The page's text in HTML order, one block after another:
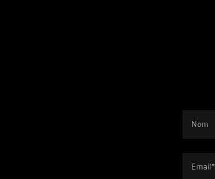
Nom
Email*